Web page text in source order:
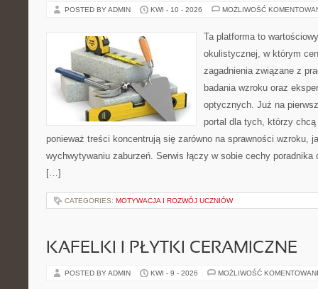
POSTED BY ADMIN KWI - 10 - 2026 MOŻLIWOŚĆ
Ta platforma to
okulistycznej, w którym
zagadnienia związane z
badania wzroku oraz
optycznych. Już na
portal dla tych, którzy
ponieważ treści koncentrują się zarówno na sprawności wzroku,
wychwytywaniu zaburzeń. Serwis łączy w sobie cechy poradnika
[…]
CATEGORIES: MOTYWACJA I ROZWÓJ UCZNIÓW
KAFELKI I PŁYTKI CERAMICZNE
POSTED BY ADMIN KWI - 9 - 2026 MOŻLIWOŚĆ